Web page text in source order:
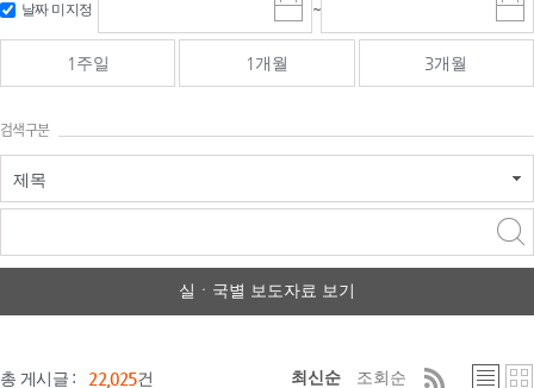
날짜 미지정
시
작
일
선
~
종
료
선
1주일 1개월 3개월
검색구분
제목
실ㆍ국별 보도자료 보기
총 게시글 : 22,025건 최신순 조회순